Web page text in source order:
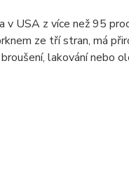
v USA z více než 95
ze tří stran, má
lakování nebo